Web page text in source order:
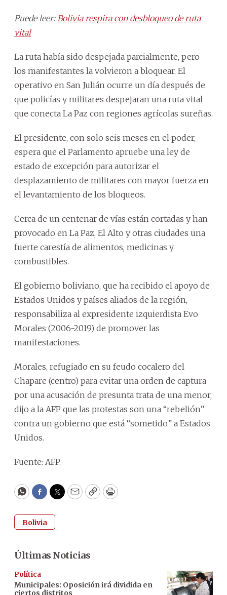
Puede leer: Bolivia respira con desbloqueo de ruta
vital
La ruta había sido despejada parcialmente, pero
los manifestantes la volvieron a bloquear. El
operativo en San Julián ocurre un día después de
que policías y militares despejaran una ruta vital
que conecta La Paz con regiones agrícolas sureñas.
El presidente, con solo seis meses en el poder,
espera que el Parlamento apruebe una ley de
estado de excepción para autorizar el
desplazamiento de militares con mayor fuerza en
el levantamiento de los bloqueos.
Cerca de un centenar de vías están cortadas y han
provocado en La Paz, El Alto y otras ciudades una
fuerte carestía de alimentos, medicinas y
combustibles.
El gobierno boliviano, que ha recibido el apoyo de
Estados Unidos y países aliados de la región,
responsabiliza al expresidente izquierdista Evo
Morales (2006-2019) de promover las
manifestaciones.
Morales, refugiado en su feudo cocalero del
Chapare (centro) para evitar una orden de captura
por una acusación de presunta trata de una menor,
dijo a la AFP que las protestas son una “rebelión”
contra un gobierno que está “sometido” a Estados
Unidos.
Fuente: AFP.
WhatsApp
Facebook
Twitter
EmailCopyPrint
Bolivia
Últimas Noticias
Política
Municipales: Oposición irá dividida en
ciertos distritos